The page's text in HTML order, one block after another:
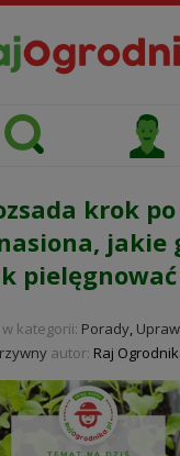
krok
jakie
w kategorii: Porady,
autor: Raj